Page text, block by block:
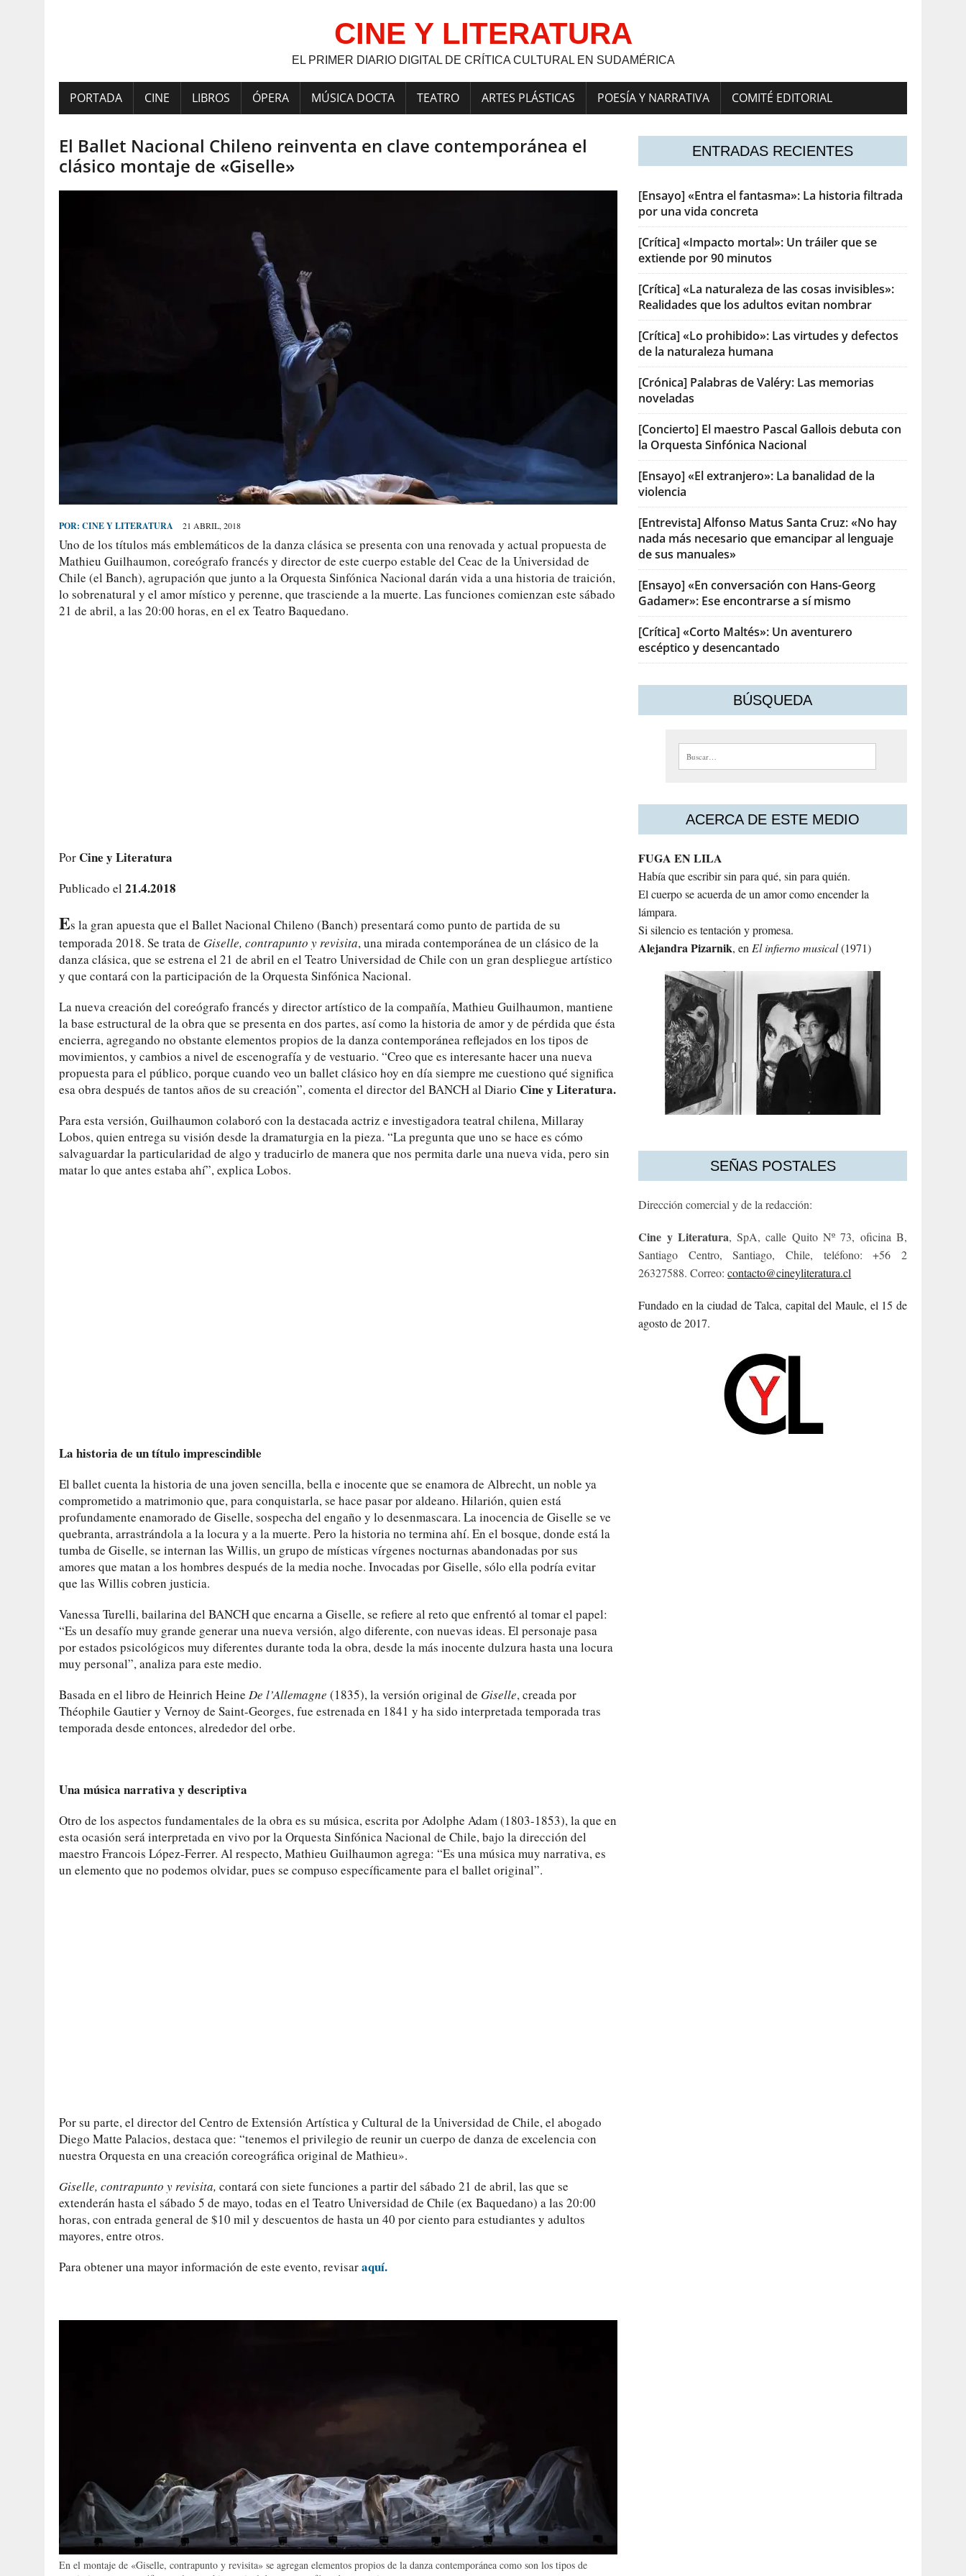
CINE Y LITERATURA
EL PRIMER DIARIO DIGITAL DE CRÍTICA CULTURAL EN SUDAMÉRICA
PORTADA CINE LIBROS ÓPERA MÚSICA DOCTA TEATRO ARTES PLÁSTICAS POESÍA Y NARRATIVA COMITÉ EDITORIAL
El Ballet Nacional Chileno reinventa en clave contemporánea el
clásico montaje de «Giselle»
POR: CINE Y LITERATURA 21 ABRIL, 2018
Uno de los títulos más emblemáticos de la danza clásica se presenta con una renovada y actual propuesta de
Mathieu Guilhaumon, coreógrafo francés y director de este cuerpo estable del Ceac de la Universidad de
Chile (el Banch), agrupación que junto a la Orquesta Sinfónica Nacional darán vida a una historia de traición,
lo sobrenatural y el amor místico y perenne, que trasciende a la muerte. Las funciones comienzan este sábado
21 de abril, a las 20:00 horas, en el ex Teatro Baquedano.
Por Cine y Literatura
Publicado el 21.4.2018
Es la gran apuesta que el Ballet Nacional Chileno (Banch) presentará como punto de partida de su
temporada 2018. Se trata de Giselle, contrapunto y revisita, una mirada contemporánea de un clásico de la
danza clásica, que se estrena el 21 de abril en el Teatro Universidad de Chile con un gran despliegue artístico
y que contará con la participación de la Orquesta Sinfónica Nacional.
La nueva creación del coreógrafo francés y director artístico de la compañía, Mathieu Guilhaumon, mantiene
la base estructural de la obra que se presenta en dos partes, así como la historia de amor y de pérdida que ésta
encierra, agregando no obstante elementos propios de la danza contemporánea reflejados en los tipos de
movimientos, y cambios a nivel de escenografía y de vestuario. “Creo que es interesante hacer una nueva
propuesta para el público, porque cuando veo un ballet clásico hoy en día siempre me cuestiono qué significa
esa obra después de tantos años de su creación”, comenta el director del BANCH al Diario Cine y Literatura.
Para esta versión, Guilhaumon colaboró con la destacada actriz e investigadora teatral chilena, Millaray
Lobos, quien entrega su visión desde la dramaturgia en la pieza. “La pregunta que uno se hace es cómo
salvaguardar la particularidad de algo y traducirlo de manera que nos permita darle una nueva vida, pero sin
matar lo que antes estaba ahí”, explica Lobos.
La historia de un título imprescindible
El ballet cuenta la historia de una joven sencilla, bella e inocente que se enamora de Albrecht, un noble ya
comprometido a matrimonio que, para conquistarla, se hace pasar por aldeano. Hilarión, quien está
profundamente enamorado de Giselle, sospecha del engaño y lo desenmascara. La inocencia de Giselle se ve
quebranta, arrastrándola a la locura y a la muerte. Pero la historia no termina ahí. En el bosque, donde está la
tumba de Giselle, se internan las Willis, un grupo de místicas vírgenes nocturnas abandonadas por sus
amores que matan a los hombres después de la media noche. Invocadas por Giselle, sólo ella podría evitar
que las Willis cobren justicia.
Vanessa Turelli, bailarina del BANCH que encarna a Giselle, se refiere al reto que enfrentó al tomar el papel:
“Es un desafío muy grande generar una nueva versión, algo diferente, con nuevas ideas. El personaje pasa
por estados psicológicos muy diferentes durante toda la obra, desde la más inocente dulzura hasta una locura
muy personal”, analiza para este medio.
Basada en el libro de Heinrich Heine De l’Allemagne (1835), la versión original de Giselle, creada por
Théophile Gautier y Vernoy de Saint-Georges, fue estrenada en 1841 y ha sido interpretada temporada tras
temporada desde entonces, alrededor del orbe.
Una música narrativa y descriptiva
Otro de los aspectos fundamentales de la obra es su música, escrita por Adolphe Adam (1803-1853), la que en
esta ocasión será interpretada en vivo por la Orquesta Sinfónica Nacional de Chile, bajo la dirección del
maestro Francois López-Ferrer. Al respecto, Mathieu Guilhaumon agrega: “Es una música muy narrativa, es
un elemento que no podemos olvidar, pues se compuso específicamente para el ballet original”.
Por su parte, el director del Centro de Extensión Artística y Cultural de la Universidad de Chile, el abogado
Diego Matte Palacios, destaca que: “tenemos el privilegio de reunir un cuerpo de danza de excelencia con
nuestra Orquesta en una creación coreográfica original de Mathieu».
Giselle, contrapunto y revisita, contará con siete funciones a partir del sábado 21 de abril, las que se
extenderán hasta el sábado 5 de mayo, todas en el Teatro Universidad de Chile (ex Baquedano) a las 20:00
horas, con entrada general de $10 mil y descuentos de hasta un 40 por ciento para estudiantes y adultos
mayores, entre otros.
Para obtener una mayor información de este evento, revisaraquí.
En el montaje de «Giselle, contrapunto y revisita» se agregan elementos propios de la danza contemporánea como son los tipos de
ENTRADAS RECIENTES
[Ensayo] «Entra el fantasma»: La historia filtrada
por una vida concreta
[Crítica] «Impacto mortal»: Un tráiler que se
extiende por 90 minutos
[Crítica] «La naturaleza de las cosas invisibles»:
Realidades que los adultos evitan nombrar
[Crítica] «Lo prohibido»: Las virtudes y defectos
de la naturaleza humana
[Crónica] Palabras de Valéry: Las memorias
noveladas
[Concierto] El maestro Pascal Gallois debuta con
la Orquesta Sinfónica Nacional
[Ensayo] «El extranjero»: La banalidad de la
violencia
[Entrevista] Alfonso Matus Santa Cruz: «No hay
nada más necesario que emancipar al lenguaje
de sus manuales»
[Ensayo] «En conversación con Hans-Georg
Gadamer»: Ese encontrarse a sí mismo
[Crítica] «Corto Maltés»: Un aventurero
escéptico y desencantado
BÚSQUEDA
Buscar:
ACERCA DE ESTE MEDIO
FUGA EN LILA
Había que escribir sin para qué, sin para quién.
El cuerpo se acuerda de un amor como encender la
lámpara.
Si silencio es tentación y promesa.
AlejandraPizarnik, enEl infierno musical(1971)
SEÑAS POSTALES
Dirección comercial y de la redacción:
Cine y Literatura, SpA, calle Quito Nº 73, oficina B,
Santiago Centro, Santiago, Chile, teléfono: +56 2
26327588. Correo:contacto@cineyliteratura.cl
Fundado en la ciudad de Talca, capital del Maule, el 15 de
agosto de 2017.